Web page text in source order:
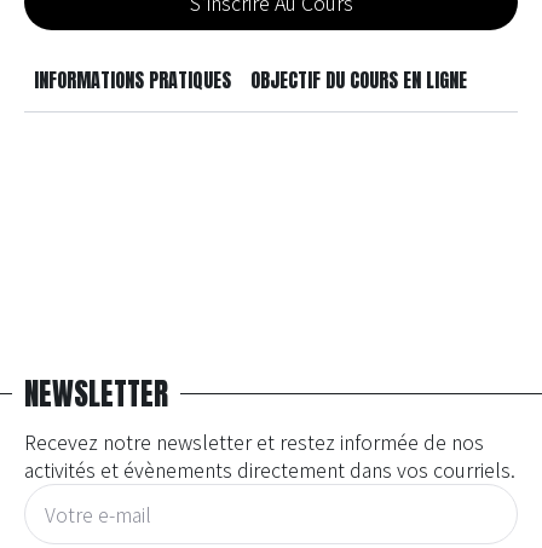
est :
64,50 €.
INFORMATIONS PRATIQUES OBJECTIF DU COURS EN LIGNE
NEWSLETTER
Recevez notre newsletter et restez informée de nos
activités et évènements directement dans vos courriels.
E-
mail
*